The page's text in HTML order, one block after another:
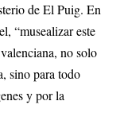
de El Puig. En
“musealizar este
no solo
sino para todo
y por la